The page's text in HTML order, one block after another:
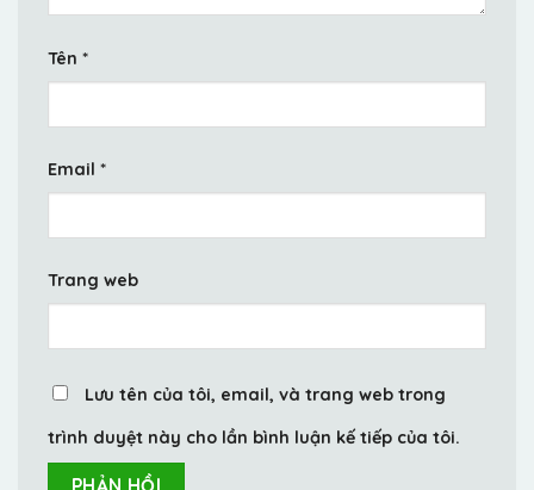
Tên *
Email *
Trang web
Lưu tên của tôi, email, và trang web trong
trình duyệt này cho lần bình luận kế tiếp của tôi.